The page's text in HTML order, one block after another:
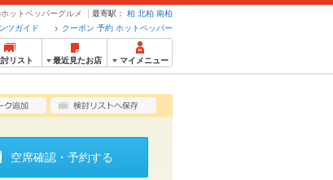
ットペッパーグルメ 最寄駅： 柏 北柏 南柏
クーポン 予約 ホットペッパー
ツガイド
リスト 最近見たお店 マイメニュー
空席確認・予約する